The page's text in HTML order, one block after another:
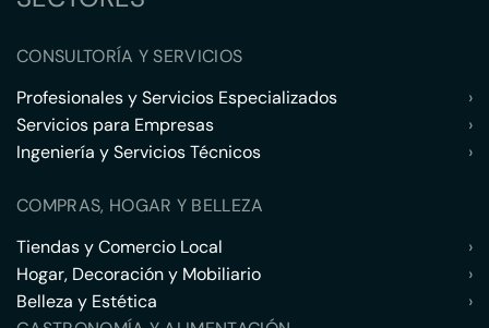
CONSULTORÍA Y SERVICIOS
Profesionales y Servicios Especializados
›
Servicios para Empresas
›
Ingeniería y Servicios Técnicos
›
COMPRAS, HOGAR Y BELLEZA
Tiendas y Comercio Local
›
Hogar, Decoración y Mobiliario
›
Belleza y Estética
›